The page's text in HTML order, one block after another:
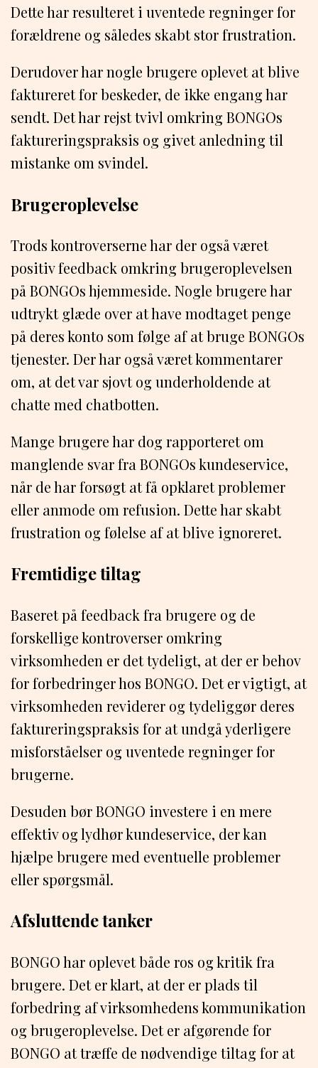
Dette har resulteret i uventede regninger for
forældrene og således skabt stor frustration.
Derudover har nogle brugere oplevet at blive
faktureret for beskeder, de ikke engang har
sendt. Det har rejst tvivl omkring BONGOs
faktureringspraksis og givet anledning til
mistanke om svindel.
Brugeroplevelse
Trods kontroverserne har der også været
positiv feedback omkring brugeroplevelsen
på BONGOs hjemmeside. Nogle brugere har
udtrykt glæde over at have modtaget penge
på deres konto som følge af at bruge BONGOs
tjenester. Der har også været kommentarer
om, at det var sjovt og underholdende at
chatte med chatbotten.
Mange brugere har dog rapporteret om
manglende svar fra BONGOs kundeservice,
når de har forsøgt at få opklaret problemer
eller anmode om refusion. Dette har skabt
frustration og følelse af at blive ignoreret.
Fremtidige tiltag
Baseret på feedback fra brugere og de
forskellige kontroverser omkring
virksomheden er det tydeligt, at der er behov
for forbedringer hos BONGO. Det er vigtigt, at
virksomheden reviderer og tydeliggør deres
faktureringspraksis for at undgå yderligere
misforståelser og uventede regninger for
brugerne.
Desuden bør BONGO investere i en mere
effektiv og lydhør kundeservice, der kan
hjælpe brugere med eventuelle problemer
eller spørgsmål.
Afsluttende tanker
BONGO har oplevet både ros og kritik fra
brugere. Det er klart, at der er plads til
forbedring af virksomhedens kommunikation
og brugeroplevelse. Det er afgørende for
BONGO at træffe de nødvendige tiltag for at